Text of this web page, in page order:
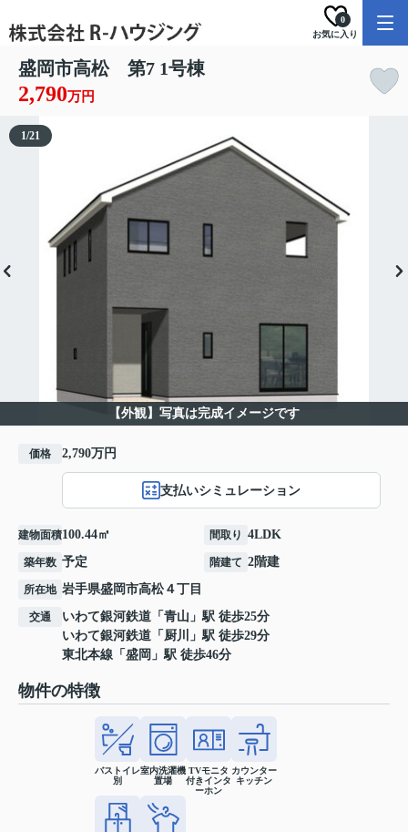
お気に入り
0
盛岡市高松 第7 1号棟
2,790万円
【外観】写真は完成イメージです
1/21
価格 2,790万円
支払いシミュレーション
建物面積100.44㎡ 間取り 4LDK
築年数 予定 階建て 2階建
所在地 岩手県盛岡市高松４丁目
交通 いわて銀河鉄道 「 青山 」駅 徒歩25分
いわて銀河鉄道 「 厨川
」駅 徒歩29分
東北本線 「 盛岡 」駅 徒歩46分
物件の特徴
バストイレ
別
室内洗濯機
置場
TVモニタ
付きインタ
ーホン
カウンター
キッチン